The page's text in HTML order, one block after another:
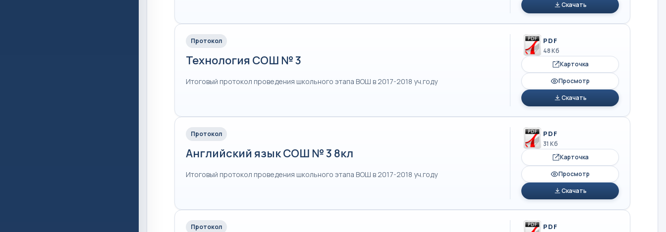
Скачать
Протокол
Технология СОШ № 3
Итоговый протокол проведения школьного этапа ВОШ в 2017-2018 уч.году
PDF
48 Кб
Карточка
Просмотр
Скачать
Протокол
Английский язык СОШ № 3 8кл
Итоговый протокол проведения школьного этапа ВОШ в 2017-2018 уч.году
PDF
31 Кб
Карточка
Просмотр
Скачать
Протокол PDF